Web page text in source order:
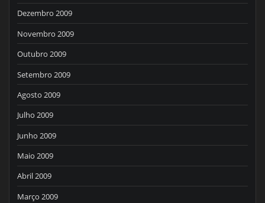
Dezembro 2009
Novembro 2009
Outubro 2009
Setembro 2009
Agosto 2009
Julho 2009
Junho 2009
Maio 2009
Abril 2009
Março 2009